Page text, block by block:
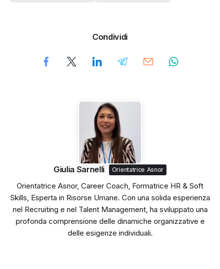
Condividi
Giulia Sarnelli Orientatrice Asnor
Orientatrice Asnor, Career Coach, Formatrice HR & Soft
Skills, Esperta in Risorse Umane. Con una solida esperienza
nel Recruiting e nel Talent Management, ha sviluppato una
profonda comprensione delle dinamiche organizzative e
delle esigenze individuali.